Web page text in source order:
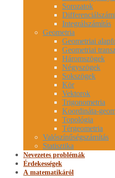
Sorozatok
Integrálszámítás
Geometria
Geometriai
Geometriai
Háromszögek
Négyszögek
Sokszögek
Kör
Vektorok
Trigonometria
Koordináta-
Topológia
Térgeometria
Valószínűségszámítás
Statisztika
Nevezetes problémák
Érdekességek
A matematikáról